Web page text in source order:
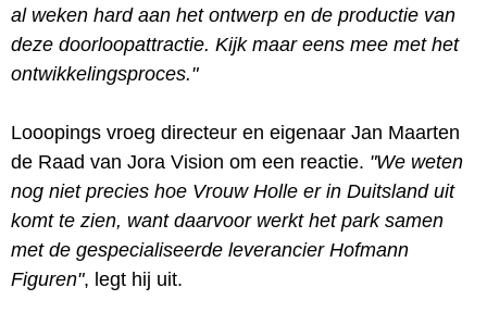
al weken hard aan het ontwerp en de productie van
deze doorloopattractie. Kijk maar eens mee met het
ontwikkelingsproces."
Looopings vroeg directeur en eigenaar Jan Maarten
de Raad van Jora Vision om een reactie. "We weten
nog niet precies hoe Vrouw Holle er in Duitsland uit
komt te zien, want daarvoor werkt het park samen
met de gespecialiseerde leverancier Hofmann
Figuren", legt hij uit.